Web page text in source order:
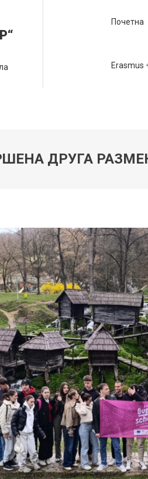
Почетна
Erasmus
ДРУГА